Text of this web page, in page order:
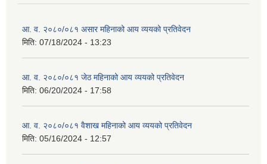
आ. व. २०८०/०८१ असार महिनाको आय व्ययको प्रतिवेदन
मिति: 07/18/2024 - 13:23
आ. व. २०८०/०८१ जेठ महिनाको आय व्ययको प्रतिवेदन
मिति: 06/20/2024 - 17:58
आ. व. २०८०/०८१ वैशाख महिनाको आय व्ययको प्रतिवेदन
मिति: 05/16/2024 - 12:57